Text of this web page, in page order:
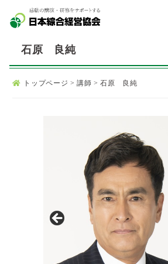
石原 良純
トップページ >講師 >石原 良純